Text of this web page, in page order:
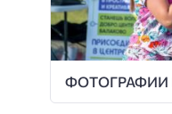
ФОТОГРАФИИ